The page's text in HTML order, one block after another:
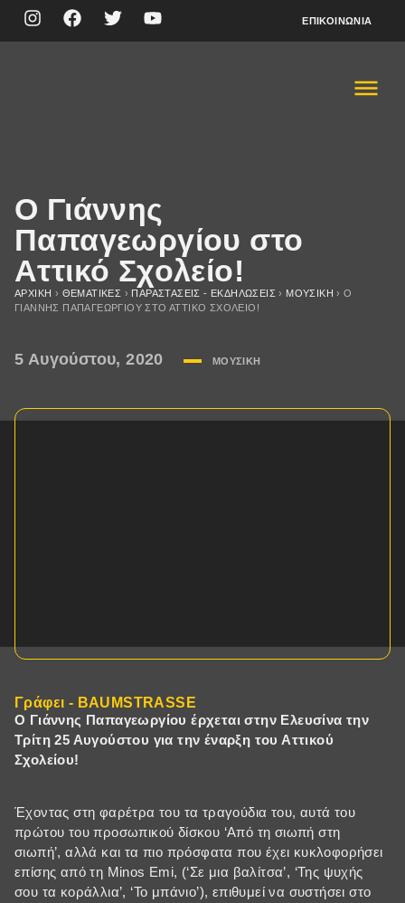
ΕΠΙΚΟΙΝΩΝΊΑ
Ο Γιάννης
Παπαγεωργίου στο
Αττικό Σχολείο!
ΑΡΧΙΚΉ › ΘΕΜΑΤΙΚΈΣ › ΠΑΡΑΣΤΆΣΕΙΣ - ΕΚΔΗΛΏΣΕΙΣ › ΜΟΥΣΙΚΉ ›Ο
ΓΙΆΝΝΗΣ ΠΑΠΑΓΕΩΡΓΊΟΥ ΣΤΟ ΑΤΤΙΚΌ ΣΧΟΛΕΊΟ!
5 Αυγούστου, 2020 ΜΟΥΣΙΚΉ
Γράφει - BAUMSTRASSE
Ο Γιάννης Παπαγεωργίου έρχεται στην Ελευσίνα την
Τρίτη 25 Αυγούστου για την έναρξη του Αττικού
Σχολείου!
Έχοντας στη φαρέτρα του τα τραγούδια του, αυτά του
πρώτου του προσωπικού δίσκου ‘Από τη σιωπή στη
σιωπή’, αλλά και τα πιο πρόσφατα που έχει κυκλοφορήσει
επίσης από τη Minos Emi, (‘Σε μια βαλίτσα’, ‘Της ψυχής
σου τα κοράλλια’, ‘Το μπάνιο’), επιθυμεί να συστήσει στο